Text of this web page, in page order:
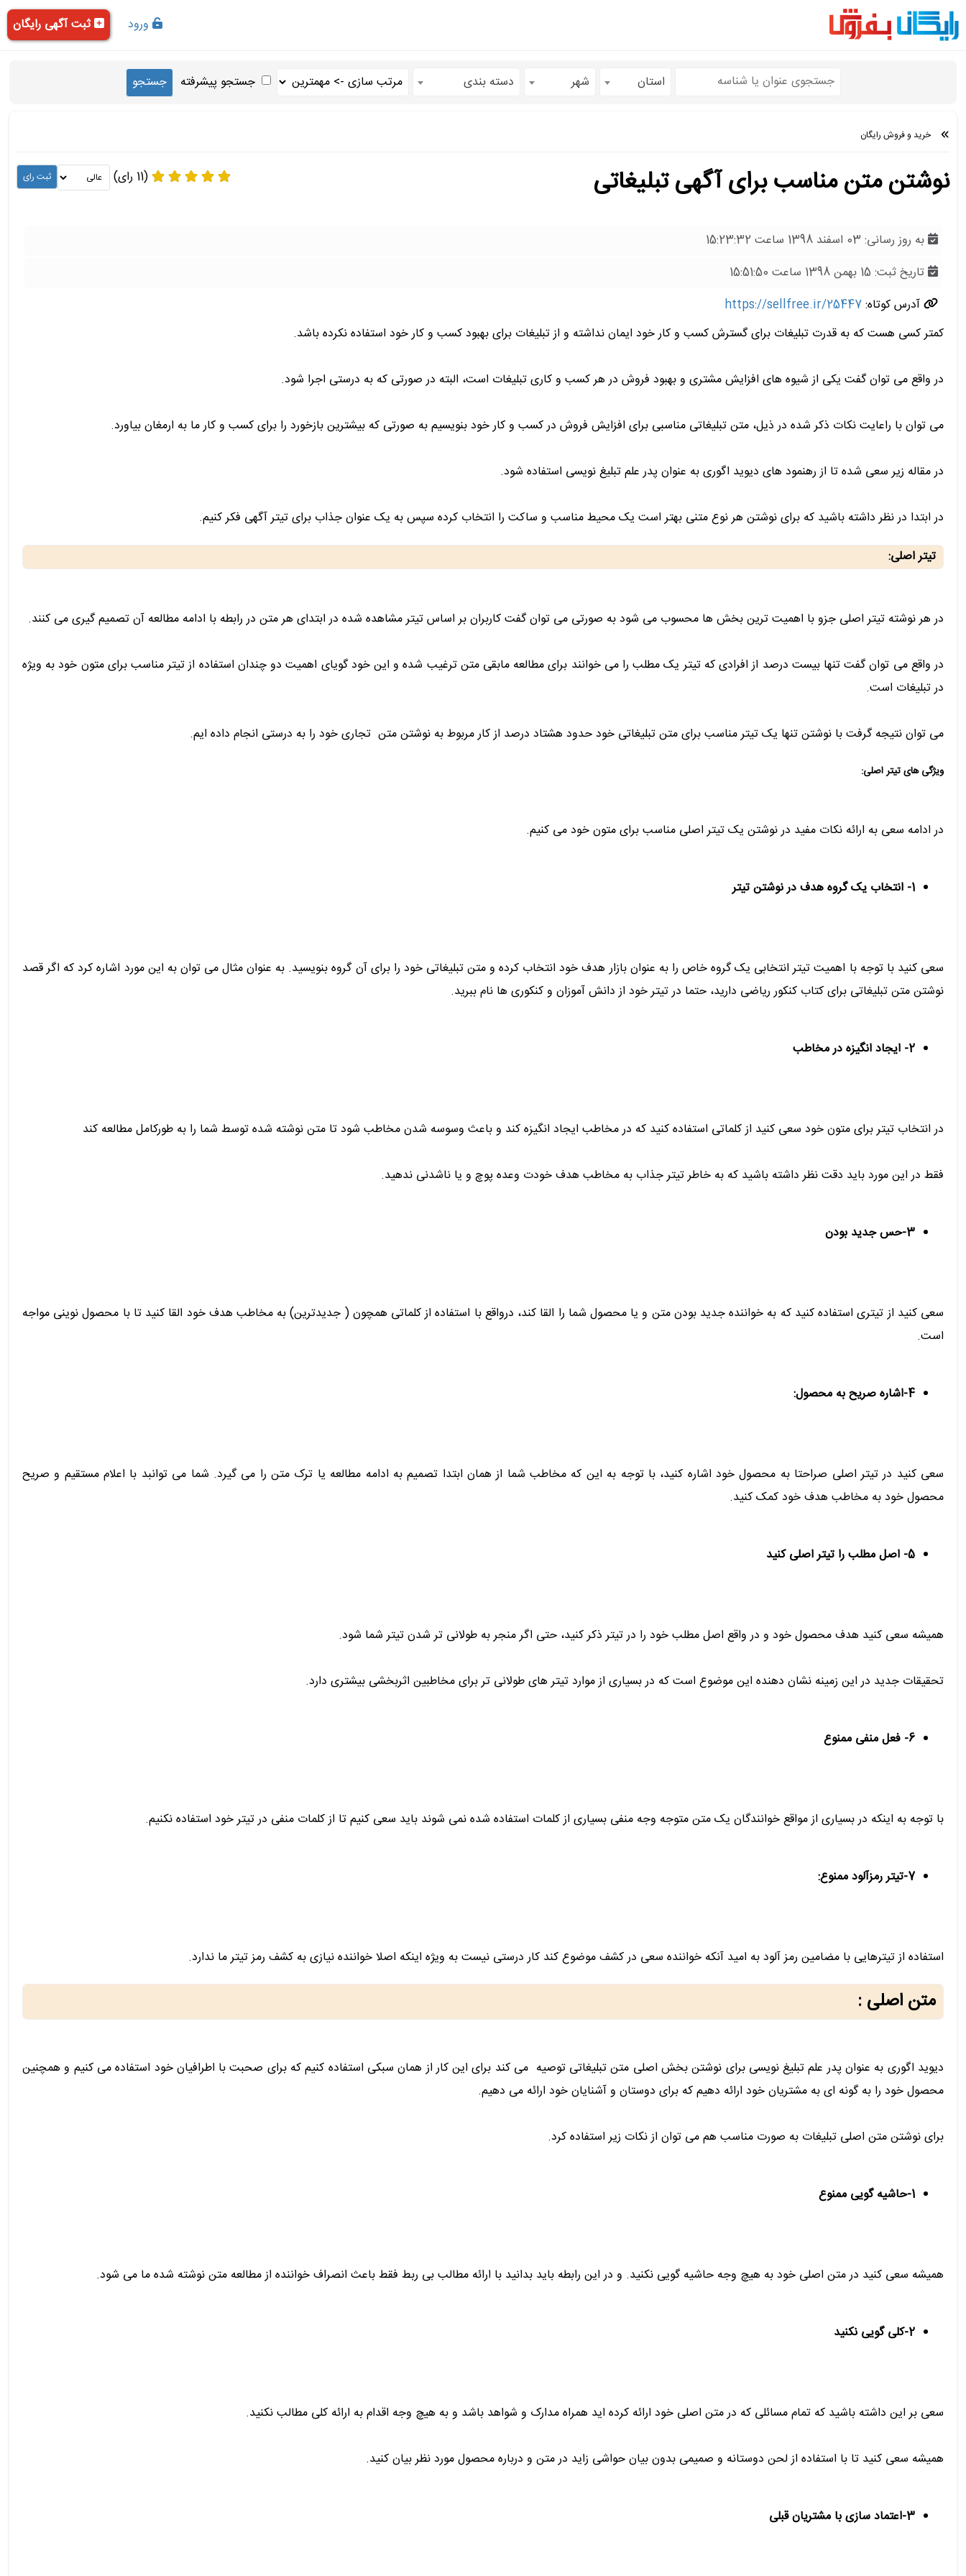
ورود ثبت آگهی رایگان
استان شهر دسته بندی جستجو پیشرفته
خرید و فروش رایگان
نوشتن متن مناسب برای آگهی تبلیغاتی (11 رای)
به روز رسانی: 03 اسفند 1398 ساعت 15:23:32
تاریخ ثبت: 15 بهمن 1398 ساعت 15:51:50
آدرس کوتاه:https://sellfree.ir/25447
کمتر کسی هست که به قدرت تبلیغات برای گسترش کسب و کار خود ایمان نداشته و از تبلیغات برای بهبود کسب و کار خود استفاده نکرده باشد.
در واقع می توان گفت یکی از شیوه های افزایش مشتری و بهبود فروش در هر کسب و کاری تبلیغات است، البته در صورتی که به درستی اجرا شود.
می توان با راعایت نکات ذکر شده در ذیل، متن تبلیغاتی مناسبی برای افزایش فروش در کسب و کار خود بنویسیم به صورتی که بیشترین بازخورد را برای کسب و کار ما به ارمغان بیاورد.
در مقاله زیر سعی شده تا از رهنمود های دیوید اگوری به عنوان پدر علم تبلیغ نویسی استفاده شود.
در ابتدا در نظر داشته باشید که برای نوشتن هر نوع متنی بهتر است یک محیط مناسب و ساکت را انتخاب کرده سپس به یک عنوان جذاب برای تیتر آگهی فکر کنیم.
تیتر اصلی:
در هر نوشته تیتر اصلی جزو با اهمیت ترین بخش ها محسوب می شود به صورتی می توان گفت کاربران بر اساس تیتر مشاهده شده در ابتدای هر متن در رابطه با ادامه مطالعه آن تصمیم گیری می کنند.
در واقع می توان گفت تنها بیست درصد از افرادی که تیتر یک مطلب را می خوانند برای مطالعه مابقی متن ترغیب شده و این خود گویای اهمیت دو چندان استفاده از تیتر مناسب برای متون خود به ویژه
در تبلیغات است.
می توان نتیجه گرفت با نوشتن تنها یک تیتر مناسب برای متن تبلیغاتی خود حدود هشتاد درصد از کار مربوط به نوشتن متن تجاری خود را به درستی انجام داده ایم.
ویژگی های تیتر اصلی:
در ادامه سعی به ارائه نکات مفید در نوشتن یک تیتر اصلی مناسب برای متون خود می کنیم.
1- انتخاب یک گروه هدف در نوشتن تیتر
سعی کنید با توجه با اهمیت تیتر انتخابی یک گروه خاص را به عنوان بازار هدف خود انتخاب کرده و متن تبلیغاتی خود را برای آن گروه بنویسید. به عنوان مثال می توان به این مورد اشاره کرد که اگر قصد
نوشتن متن تبلیغاتی برای کتاب کنکور ریاضی دارید، حتما در تیتر خود از دانش آموزان و کنکوری ها نام ببرید.
2- ایجاد انگیزه در مخاطب
در انتخاب تیتر برای متون خود سعی کنید از کلماتی استفاده کنید که در مخاطب ایجاد انگیزه کند و باعث وسوسه شدن مخاطب شود تا متن نوشته شده توسط شما را به طورکامل مطالعه کند
فقط در این مورد باید دقت نظر داشته باشید که به خاطر تیتر جذاب به مخاطب هدف خودت وعده پوچ و یا ناشدنی ندهید.
3-حس جدید بودن
سعی کنید از تیتری استفاده کنید که به خواننده جدید بودن متن و یا محصول شما را القا کند، درواقع با استفاده از کلماتی همچون ( جدیدترین) به مخاطب هدف خود القا کنید تا با محصول نوینی مواجه
است.
4-اشاره صریح به محصول:
سعی کنید در تیتر اصلی صراحتا به محصول خود اشاره کنید، با توجه به این که مخاطب شما از همان ابتدا تصمیم به ادامه مطالعه یا ترک متن را می گیرد. شما می توانبد با اعلام مستقیم و صریح
محصول خود به مخاطب هدف خود کمک کنید.
5- اصل مطلب را تیتر اصلی کنید
همیشه سعی کنید هدف محصول خود و در واقع اصل مطلب خود را در تیتر ذکر کنید، حتی اگر منجر به طولانی تر شدن تیتر شما شود.
تحقیقات جدید در این زمینه نشان دهنده این موضوع است که در بسیاری از موارد تیتر های طولانی تر برای مخاطبین اثربخشی بیشتری دارد.
6- فعل منفی ممنوع
با توجه به اینکه در بسیاری از مواقع خوانندگان یک متن متوجه وجه منفی بسیاری از کلمات استفاده شده نمی شوند باید سعی کنیم تا از کلمات منفی در تیتر خود استفاده نکنیم.
7-تیتر رمزآلود ممنوع:
استفاده از تیترهایی با مضامین رمز آلود به امید آنکه خواننده سعی در کشف موضوع کند کار درستی نیست به ویژه اینکه اصلا خواننده نیازی به کشف رمز تیتر ما ندارد.
متن اصلی :
دیوید اگوری به عنوان پدر علم تبلیغ نویسی برای نوشتن بخش اصلی متن تبلیغاتی توصیه می کند برای این کار از همان سبکی استفاده کنیم که برای صحبت با اطرافیان خود استفاده می کنیم و همچنین
محصول خود را به گونه ای به مشتریان خود ارائه دهیم که برای دوستان و آشنایان خود ارائه می دهیم.
برای نوشتن متن اصلی تبلیغات به صورت مناسب هم می توان از نکات زیر استفاده کرد.
1-حاشیه گویی ممنوع
همیشه سعی کنید در متن اصلی خود به هیچ وجه حاشیه گویی نکنید. و در این رابطه باید بدانید با ارائه مطالب بی ربط فقط باعث انصراف خواننده از مطالعه متن نوشته شده ما می شود.
2-کلی گویی نکنید
سعی بر این داشته باشید که تمام مسائلی که در متن اصلی خود ارائه کرده اید همراه مدارک و شواهد باشد و به هیچ وجه اقدام به ارائه کلی مطالب نکنید.
همیشه سعی کنید تا با استفاده از لحن دوستانه و صمیمی بدون بیان حواشی زاید در متن و درباره محصول مورد نظر بیان کنید.
3-اعتماد سازی با مشتریان قبلی